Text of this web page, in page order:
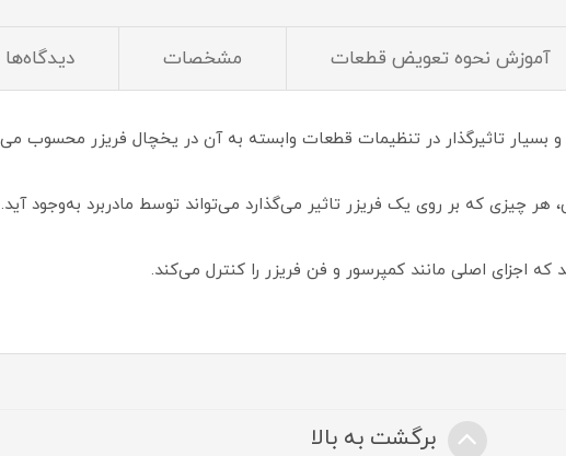
آموزش نحوه تعویض قطعات مشخصات دیدگاه‌ها
هر چیزی که بر روی یک فریزر تاثیر می‌گذارد می‌تواند توسط مادربرد به‌وجود آید.
که اجزای اصلی مانند کمپرسور و فن فریزر را کنترل می‌کند.
برگشت به بالا